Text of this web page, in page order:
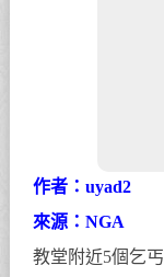
作者：uyad2
來源：NGA
教堂附近5個乞丐